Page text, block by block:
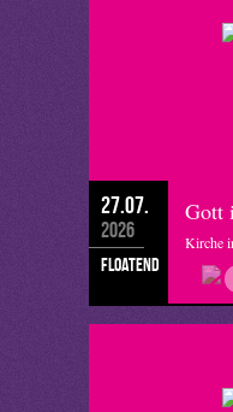
27.07.
2026
floatend
Gott
Kirche